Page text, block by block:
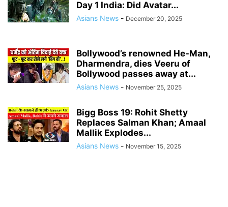
Day 1 India: Did Avatar...
Asians News - December 20, 2025
Bollywood’s renowned He-Man,
Dharmendra, dies Veeru of
Bollywood passes away at...
Asians News - November 25, 2025
Bigg Boss 19: Rohit Shetty
Replaces Salman Khan; Amaal
Mallik Explodes...
Asians News - November 15, 2025